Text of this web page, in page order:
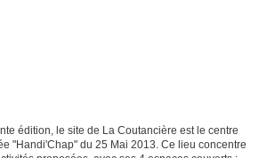
édition, le site de La Coutancière est le centre
"Handi'Chap" du 25 Mai 2013. Ce lieu concentre